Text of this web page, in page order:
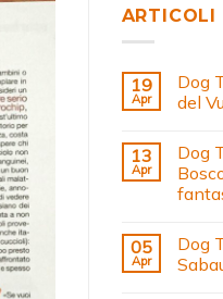
ARTICOLI
19
Apr
Dog
del
13
Apr
Dog
05
Apr
Dog